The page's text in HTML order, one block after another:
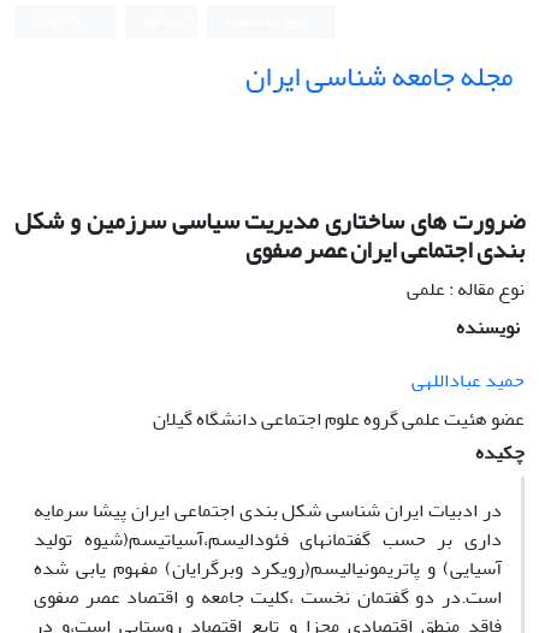
مجله جامعه شناسی ایران
ضرورت های ساختاری مدیریت سیاسی سرزمین و شکل
بندی اجتماعی ایران عصر صفوی
نوع مقاله : علمی
نویسنده
حمید عباداللهی
عضو هئیت علمی گروه علوم اجتماعی دانشگاه گیلان
چکیده
در ادبیات ایران شناسی شکل بندی اجتماعی ایران پیشا سرمایه
داری بر حسب گفتمانهای فئودالیسم،آسیاتیسم(شیوه تولید
آسیایی) و پاتریمونیالیسم(رویکرد وبرگرایان) مفهوم یابی شده
است.در دو گفتمان نخست ،کلیت جامعه و اقتصاد عصر صفوی
فاقد منطق اقتصادی مجزا و تابع اقتصاد روستایی است،و در